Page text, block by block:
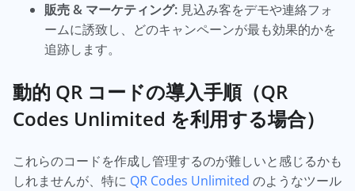
販売 & マーケティング: 見込み客をデモや連絡フォ
ームに誘致し、どのキャンペーンが最も効果的かを
追跡します。
動的 QR コードの導入手順（QR
Codes Unlimited を利用する場合）
これらのコードを作成し管理するのが難しいと感じるかも
しれませんが、特に QR Codes Unlimited のようなツール